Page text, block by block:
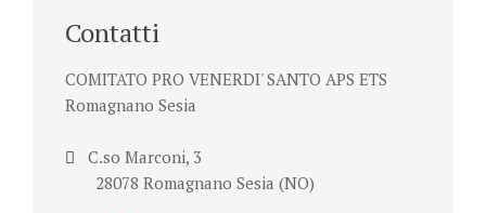
Contatti
COMITATO PRO VENERDI' SANTO APS ETS
Romagnano Sesia
C.so Marconi, 3
28078 Romagnano Sesia (NO)